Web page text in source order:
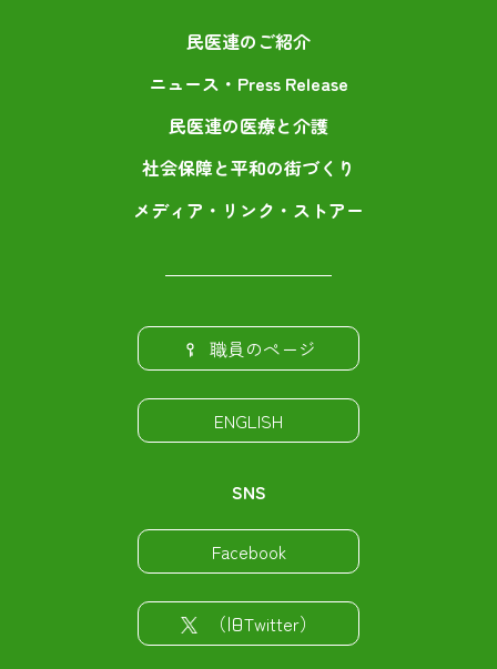
民医連のご紹介
ニュース・Press Release
民医連の医療と介護
社会保障と平和の街づくり
メディア・リンク・ストアー
職員のページ
ENGLISH
SNS
Facebook
（旧Twitter）